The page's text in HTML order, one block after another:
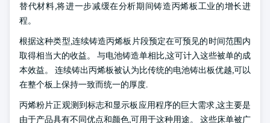
替代材料,将进一步减缓在分析期间铸造丙烯板工业的增长进
程。
根据这种类型,连续铸造丙烯板片段预定在可预见的时间范围内
取得相当大的收益。 与电池铸造单相比,这可计入这些被单的成
本效益。 连续铸出丙烯板被认为比传统的电池铸出板优越,可以
在整个板上保持一致而统一的厚度.
丙烯粉片正观测到标志和显示板应用程序的巨大需求,这主要是
由于产品具有不同优点和颜色,可用于这种用途。 这些床单被广